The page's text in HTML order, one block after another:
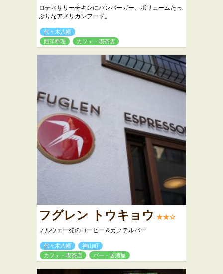
ロティサリーチキンにハンバーガー、ボリュームたっ
ぷりなアメリカンフード。
代々木八幡
西洋料理
カフェ・喫茶店
フグレン トウキョウ ★★☆
ノルウェー発のコーヒー＆カクテルバー
代々木八幡
神山町
カフェ・喫茶店
バー・居酒屋